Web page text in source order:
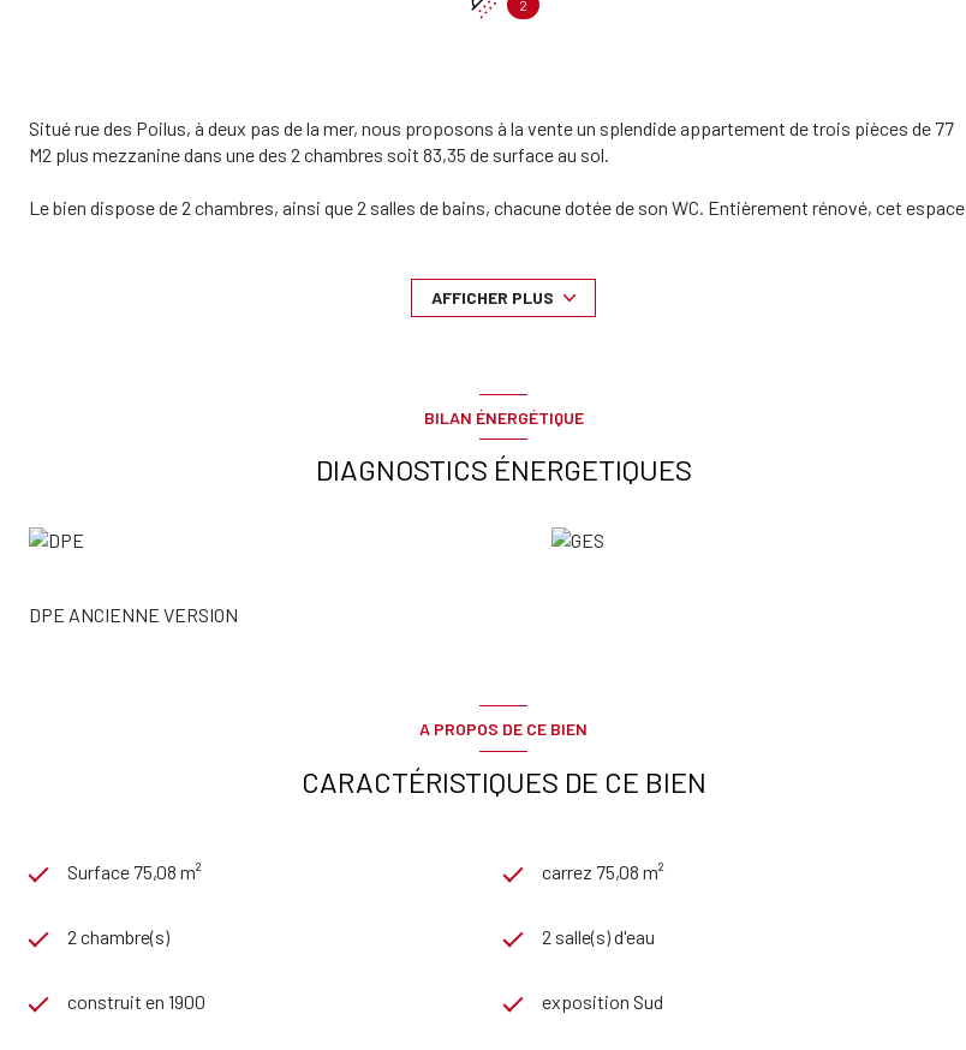
2
Situé rue des Poilus, à deux pas de la mer, nous proposons à la vente un splendide appartement de trois pièces de 77
M2 plus mezzanine dans une des 2 chambres soit 83,35 de surface au sol.
Le bien dispose de 2 chambres, ainsi que 2 salles de bains, chacune dotée de son WC. Entièrement rénové, cet espace
Niché au dernier étage, il bénéficie de très hauts plafonds ainsi que d’une vue mer et d’une vue sur les toits.
Il est empreint de calme et de la beauté de l’ancien, sans ascenseur, avec des charges très modérées.
Estimation du coût annuel d'énergie du logement : Entre 840 € et
1 140€ ( Montant estimé des dépenses annuelles d'énergie pour un usage standard). Les informations sur les risques
AFFICHER PLUS
BILAN ÉNERGÉTIQUE
DIAGNOSTICS ÉNERGETIQUES
DPE ANCIENNE VERSION
A PROPOS DE CE BIEN
CARACTÉRISTIQUES DE CE BIEN
Surface 75,08 m² carrez 75,08 m²
2 chambre(s) 2 salle(s) d'eau
construit en 1900 exposition Sud